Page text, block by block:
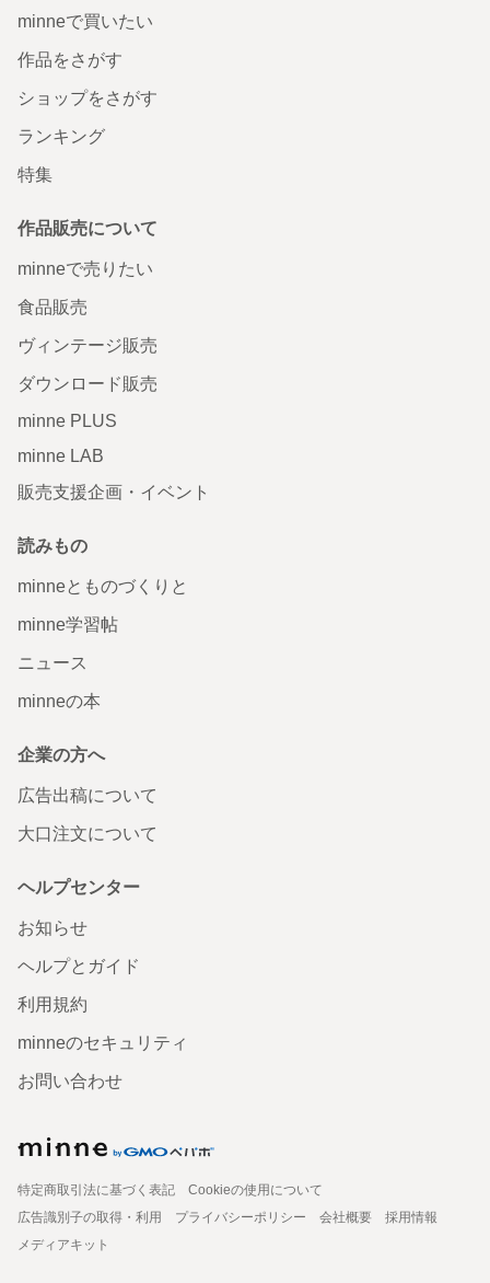
minneで買いたい
作品をさがす
ショップをさがす
ランキング
特集
作品販売について
minneで売りたい
食品販売
ヴィンテージ販売
ダウンロード販売
minne PLUS
minne LAB
販売支援企画・イベント
読みもの
minneとものづくりと
minne学習帖
ニュース
minneの本
企業の方へ
広告出稿について
大口注文について
ヘルプセンター
お知らせ
ヘルプとガイド
利用規約
minneのセキュリティ
お問い合わせ
特定商取引法に基づく表記
Cookieの使用について
広告識別子の取得・利用
プライバシーポリシー 会社概要
採用情報
メディアキット